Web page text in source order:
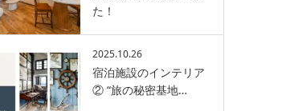
た！
2025.10.26
宿泊施設のインテリア
② “旅の秘密基地…